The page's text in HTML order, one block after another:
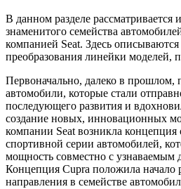
В данном разделе рассматривается
знаменитого семейства
компанией Seat. Здесь
преобразования линейки моделей,
Первоначально, далеко в прошлом,
автомобили, которые стали
последующего развития и
создание новых, инновационных
компании Seat возникла концепция
спортивной серии автомобилей,
мощность совместно с узнаваемым
Концепция Cupra положила начало
направления в семействе